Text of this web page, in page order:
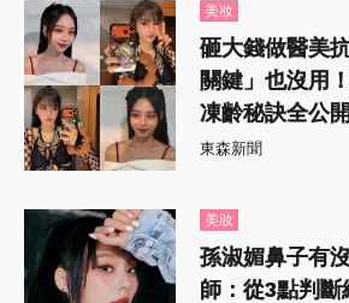
美妝
砸大錢做醫美
關鍵」也沒用
凍齡秘訣全公開
東森新聞
美妝
孫淑媚鼻子有
師：從3點判斷